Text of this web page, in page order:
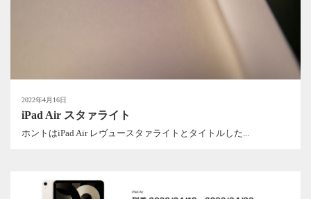
2022年4月16日
iPad Air スタァライト
ホントはiPad Air レヴュースタァライトとタイトルした...